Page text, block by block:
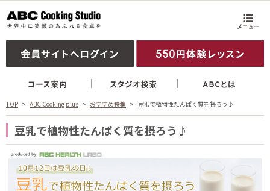
TOP ABC Cooking plus おすすめ特集 豆乳で植物性たんぱく質を摂ろう♪
豆乳で植物性たんぱく質を摂ろう♪